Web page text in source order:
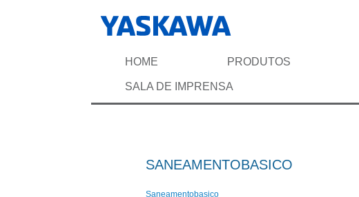
HOME PRODUTOS
SALA DE IMPRENSA
SANEAMENTOBASICO
Saneamentobasico